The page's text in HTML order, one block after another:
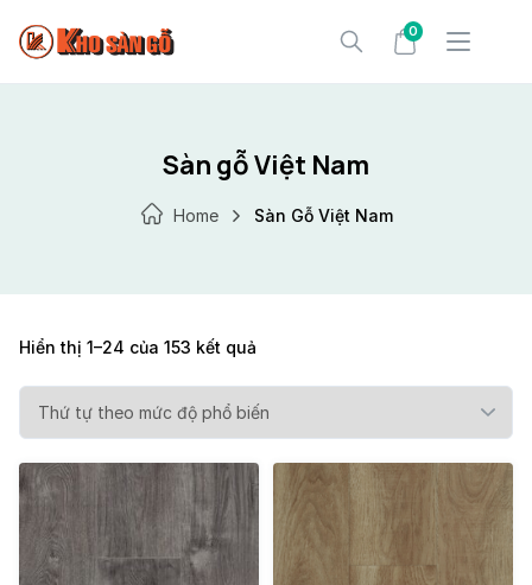
0
Sàn gỗ Việt Nam
Home Sàn Gỗ Việt Nam
Hiển thị 1–24 của 153 kết quả